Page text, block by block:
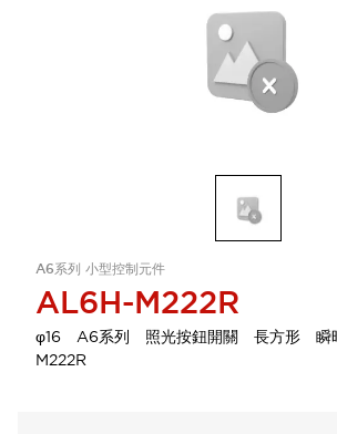
A6系列 小型控制元件
AL6H-M222R
φ16 A6系列 照光按鈕開關 長方形
M222R